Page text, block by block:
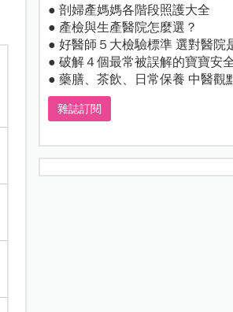
● 剖婦產媽媽各階段照護大全
● 產檢與生產醫院怎麼選？
● 好醫師５大檢驗標準 選對醫院
● 破解４個最常被誤解的寶寶安
● 藥膳、茶飲、日常保養 中醫觀
雜誌訂閱